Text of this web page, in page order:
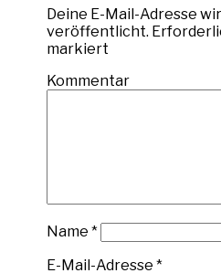
Deine E-Mail-Adresse
veröffentlicht.
markiert
Kommentar
Name*
E-Mail-Adresse*